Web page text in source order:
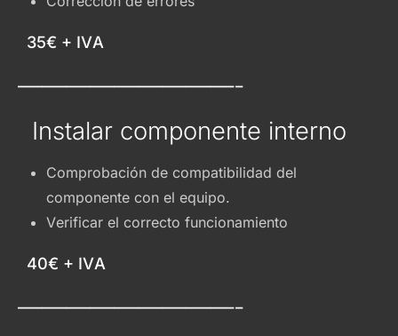
35€ + IVA
—————————-
Instalar componente interno
Comprobación de compatibilidad del
componente con el equipo.
Verificar el correcto funcionamiento
40€ + IVA
—————————-